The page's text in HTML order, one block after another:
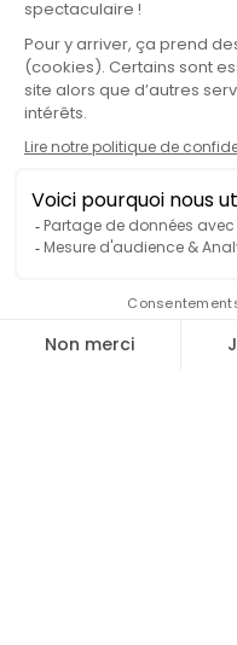
Accueil
Réparation cellulaire
Carrière